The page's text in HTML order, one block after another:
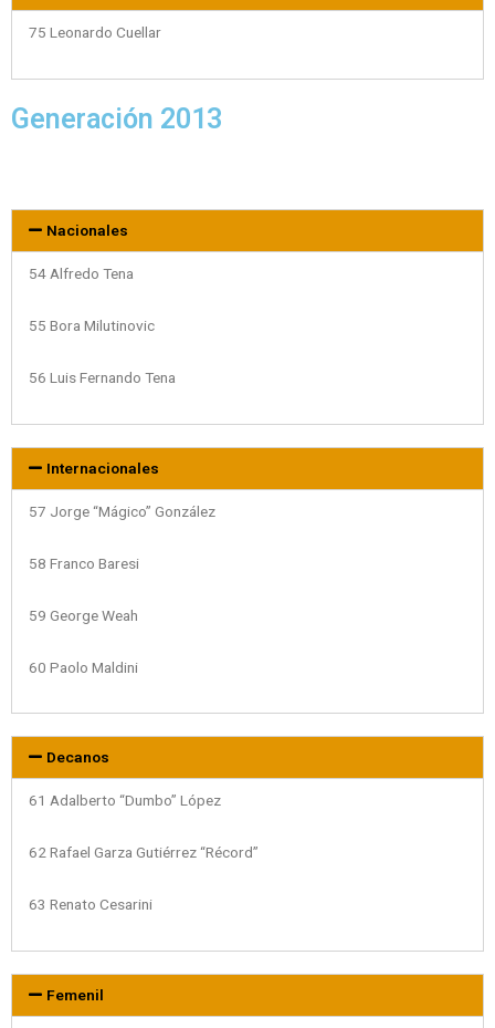
75 Leonardo Cuellar
Generación 2013
Nacionales
54 Alfredo Tena
55 Bora Milutinovic
56 Luis Fernando Tena
Internacionales
57 Jorge “Mágico” González
58 Franco Baresi
59 George Weah
60 Paolo Maldini
Decanos
61 Adalberto “Dumbo” López
62 Rafael Garza Gutiérrez “Récord”
63 Renato Cesarini
Femenil